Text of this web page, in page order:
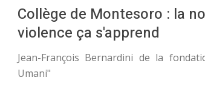
Collège de Montesoro : la
violence ça s'apprend
Jean-François Bernardini de la
Umani"